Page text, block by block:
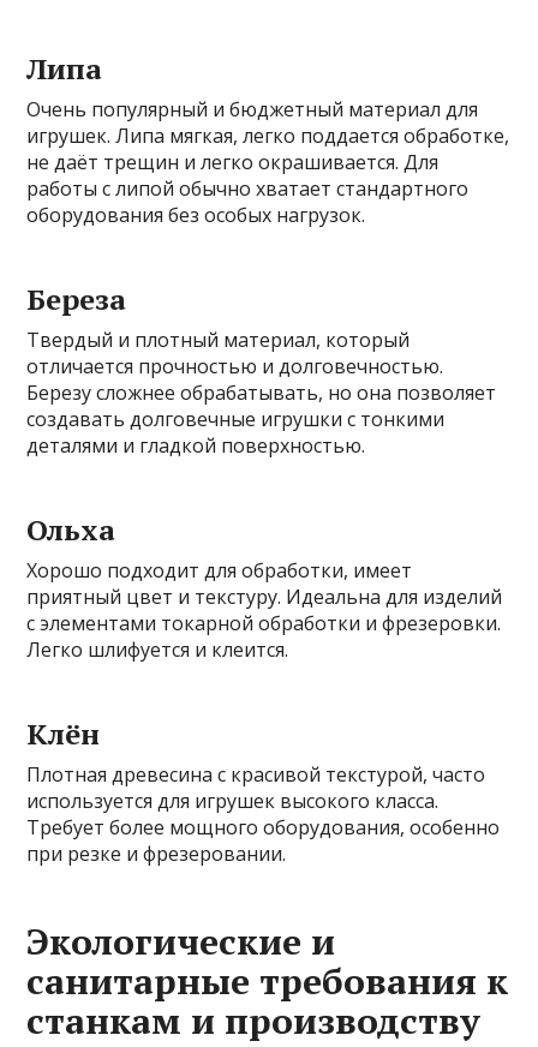
Липа
Очень популярный и бюджетный материал для
игрушек. Липа мягкая, легко поддается обработке,
не даёт трещин и легко окрашивается. Для
работы с липой обычно хватает стандартного
оборудования без особых нагрузок.
Береза
Твердый и плотный материал, который
отличается прочностью и долговечностью.
Березу сложнее обрабатывать, но она позволяет
создавать долговечные игрушки с тонкими
деталями и гладкой поверхностью.
Ольха
Хорошо подходит для обработки, имеет
приятный цвет и текстуру. Идеальна для изделий
с элементами токарной обработки и фрезеровки.
Легко шлифуется и клеится.
Клён
Плотная древесина с красивой текстурой, часто
используется для игрушек высокого класса.
Требует более мощного оборудования, особенно
при резке и фрезеровании.
Экологические и
санитарные требования к
станкам и производству